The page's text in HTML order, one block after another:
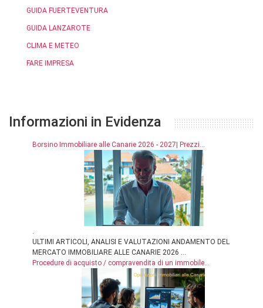
GUIDA FUERTEVENTURA
GUIDA LANZAROTE
CLIMA E METEO
FARE IMPRESA
Informazioni in Evidenza
Borsino Immobiliare alle Canarie 2026 - 2027| Prezzi...
.
ULTIMI ARTICOLI, ANALISI E VALUTAZIONI ANDAMENTO DEL
MERCATO IMMOBILIARE ALLE CANARIE 2026 ...
Procedure di acquisto / compravendita di un immobile...